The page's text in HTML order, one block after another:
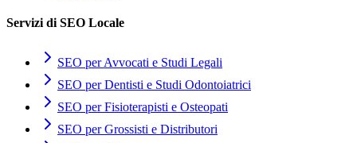
Servizi di SEO Locale
SEO per Avvocati e Studi Legali
SEO per Dentisti e Studi Odontoiatrici
SEO per Fisioterapisti e Osteopati
SEO per Grossisti e Distributori